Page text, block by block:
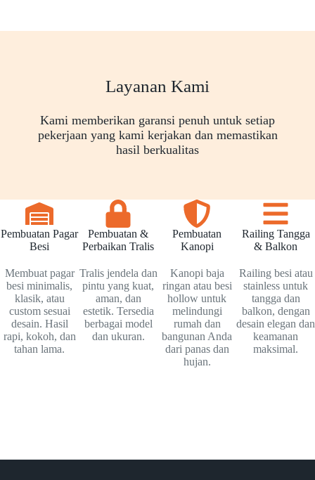
Layanan Kami
Kami memberikan garansi penuh untuk setiap
pekerjaan yang kami kerjakan dan memastikan
hasil berkualitas
Pembuatan Pagar
Besi
Membuat pagar
besi minimalis,
klasik, atau
custom sesuai
desain. Hasil
rapi, kokoh, dan
tahan lama.
Pembuatan &
Perbaikan Tralis
Tralis jendela dan
pintu yang kuat,
aman, dan
estetik. Tersedia
berbagai model
dan ukuran.
Pembuatan
Kanopi
Kanopi baja
ringan atau besi
hollow untuk
melindungi
rumah dan
bangunan Anda
dari panas dan
hujan.
Railing Tangga
& Balkon
Railing besi atau
stainless untuk
tangga dan
balkon, dengan
desain elegan dan
keamanan
maksimal.